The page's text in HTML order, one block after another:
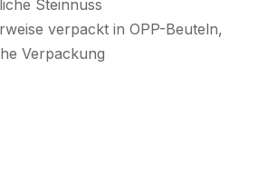
Steinnuss
verpackt in OPP-Beuteln,
Verpackung